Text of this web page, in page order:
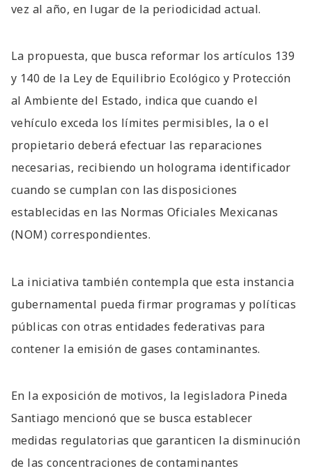
vez al año, en lugar de la periodicidad actual.
La propuesta, que busca reformar los artículos 139
y 140 de la Ley de Equilibrio Ecológico y Protección
al Ambiente del Estado, indica que cuando el
vehículo exceda los límites permisibles, la o el
propietario deberá efectuar las reparaciones
necesarias, recibiendo un holograma identificador
cuando se cumplan con las disposiciones
establecidas en las Normas Oficiales Mexicanas
(NOM) correspondientes.
La iniciativa también contempla que esta instancia
gubernamental pueda firmar programas y políticas
públicas con otras entidades federativas para
contener la emisión de gases contaminantes.
En la exposición de motivos, la legisladora Pineda
Santiago mencionó que se busca establecer
medidas regulatorias que garanticen la disminución
de las concentraciones de contaminantes